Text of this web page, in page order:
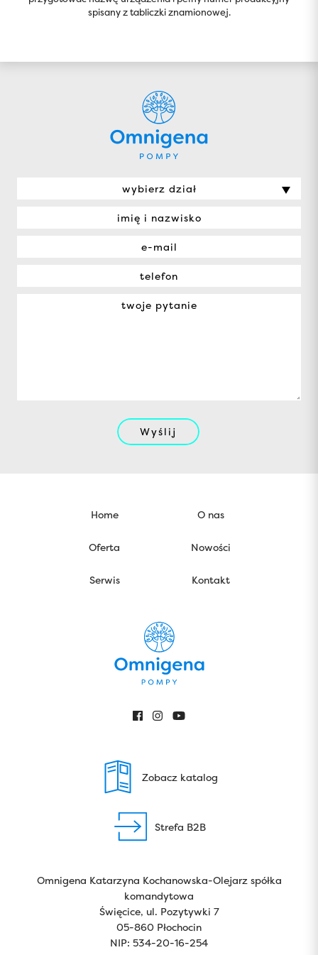
spisany z tabliczki znamionowej.
wybierz dział
Wyślij
Home O nas
Oferta Nowości
Serwis Kontakt
Zobacz katalog
Strefa B2B
Omnigena Katarzyna Kochanowska-Olejarz spółka
komandytowa
Święcice, ul. Pozytywki 7
05-860 Płochocin
NIP: 534-20-16-254